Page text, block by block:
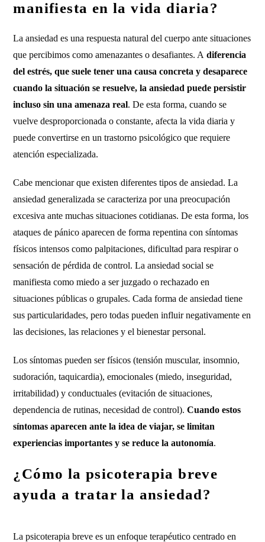
manifiesta en la vida diaria?
La ansiedad es una respuesta natural del cuerpo ante situaciones
que percibimos como amenazantes o desafiantes. A diferencia
del estrés, que suele tener una causa concreta y desaparece
cuando la situación se resuelve, la ansiedad puede persistir
incluso sin una amenaza real. De esta forma, cuando se
vuelve desproporcionada o constante, afecta la vida diaria y
puede convertirse en un trastorno psicológico que requiere
atención especializada.
Cabe mencionar que existen diferentes tipos de ansiedad. La
ansiedad generalizada se caracteriza por una preocupación
excesiva ante muchas situaciones cotidianas. De esta forma, los
ataques de pánico aparecen de forma repentina con síntomas
físicos intensos como palpitaciones, dificultad para respirar o
sensación de pérdida de control. La ansiedad social se
manifiesta como miedo a ser juzgado o rechazado en
situaciones públicas o grupales. Cada forma de ansiedad tiene
sus particularidades, pero todas pueden influir negativamente en
las decisiones, las relaciones y el bienestar personal.
Los síntomas pueden ser físicos (tensión muscular, insomnio,
sudoración, taquicardia), emocionales (miedo, inseguridad,
irritabilidad) y conductuales (evitación de situaciones,
dependencia de rutinas, necesidad de control).Cuando estos
síntomas aparecen ante la idea de viajar, se limitan
experiencias importantes y se reduce la autonomía.
¿Cómo la psicoterapia breve
ayuda a tratar la ansiedad?
La psicoterapia breve es un enfoque terapéutico centrado en